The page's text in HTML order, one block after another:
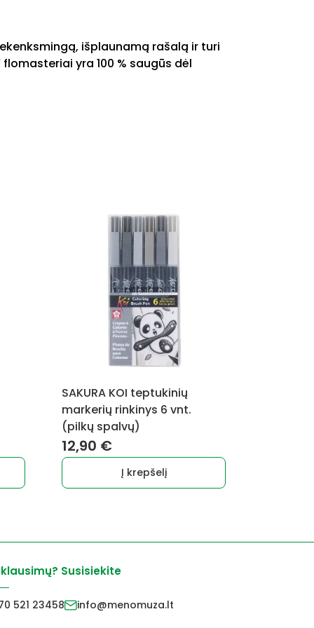
išplaunamą rašalą ir turi
yra 100 % saugūs dėl
SAKURA KOI teptukinių
markerių rinkinys 6 vnt.
(pilkų spalvų)
12,90 €
Į krepšelį
Susisiekite
521 23458 info@menomuza.lt